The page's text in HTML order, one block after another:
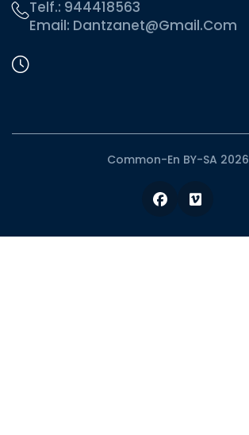
Telf.: 944418563
Email: Dantzanet@gmail.com
Common-En BY-SA 2026
Facebook
Vimeo